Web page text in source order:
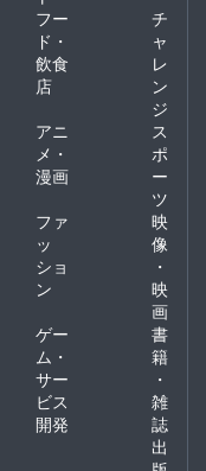
フー
ド・
飲食
店
チ
ャ
レ
ン
ジ
アニ
メ・
漫画
ス
ポ
ー
ツ
ファ
ッ
ショ
ン
映
像
・
映
画
ゲー
ム・
サー
ビス
開発
書
籍
・
雑
誌
出